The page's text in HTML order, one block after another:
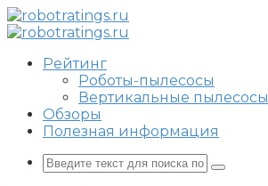
Перейти
к
Рейтинг
Роботы-пылесосы
Вертикальные пылесосы
Обзоры
Полезная информация
Поиск: